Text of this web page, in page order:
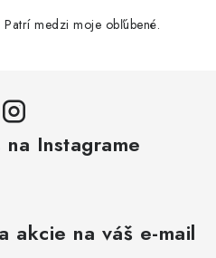
medzi moje obľúbené.
Instagrame
akcie na váš e-mail